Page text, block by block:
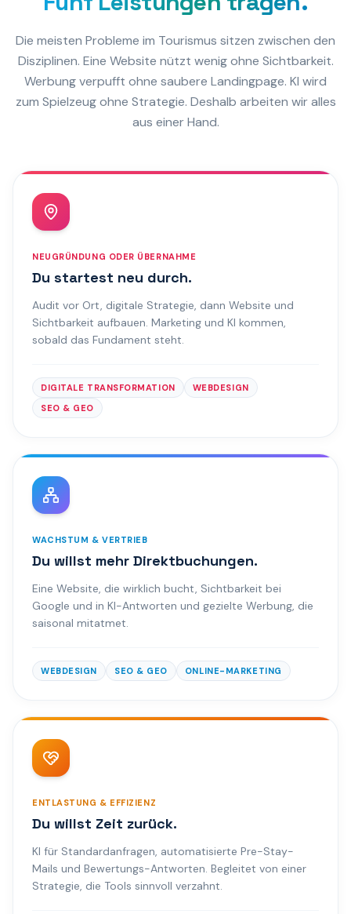
Die meisten Probleme im Tourismus sitzen zwischen den
Disziplinen. Eine Website nützt wenig ohne Sichtbarkeit.
Werbung verpufft ohne saubere Landingpage. KI wird
zum Spielzeug ohne Strategie. Deshalb arbeiten wir alles
aus einer Hand.
NEUGRÜNDUNG ODER ÜBERNAHME
Du startest neu durch.
Audit vor Ort, digitale Strategie, dann Website und
Sichtbarkeit aufbauen. Marketing und KI kommen,
sobald das Fundament steht.
DIGITALE TRANSFORMATION
WEBDESIGN
SEO & GEO
WACHSTUM & VERTRIEB
Du willst mehr Direktbuchungen.
Eine Website, die wirklich bucht, Sichtbarkeit bei
Google und in KI-Antworten und gezielte Werbung, die
saisonal mitatmet.
WEBDESIGN SEO & GEO ONLINE-MARKETING
ENTLASTUNG & EFFIZIENZ
Du willst Zeit zurück.
KI für Standardanfragen, automatisierte Pre-Stay-
Mails und Bewertungs-Antworten. Begleitet von einer
Strategie, die Tools sinnvoll verzahnt.